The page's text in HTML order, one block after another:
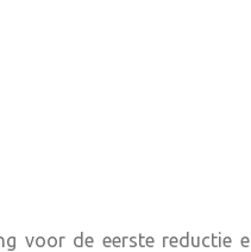
voor de eerste reductie